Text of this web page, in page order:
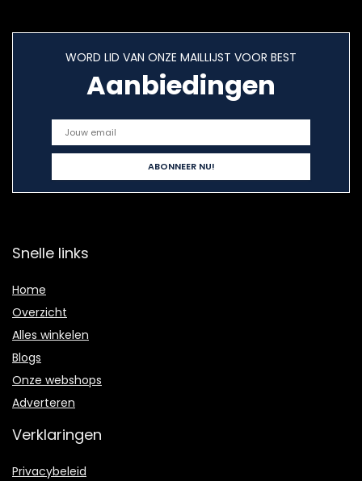
WORD LID VAN ONZE MAILLIJST VOOR BEST
Aanbiedingen
Snelle links
Home
Overzicht
Alles winkelen
Blogs
Onze webshops
Adverteren
Verklaringen
Privacybeleid